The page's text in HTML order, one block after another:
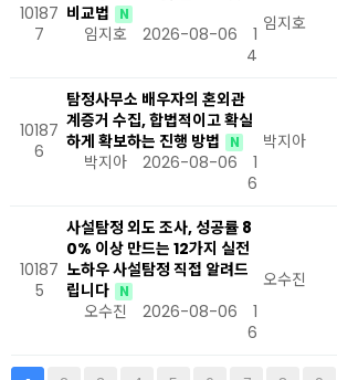
10187
7
비교법
N
임지호 2026-08-06
1
4
임지호
10187
6
탐정사무소 배우자의 혼외관
계증거 수집, 합법적이고 확실
하게 확보하는 진행 방법
N
박지아 2026-08-06
1
6
박지아
10187
5
사설탐정 외도 조사, 성공률 8
0% 이상 만드는 12가지 실전
노하우 사설탐정 직접 알려드
립니다
N
오수진 2026-08-06
1
6
오수진